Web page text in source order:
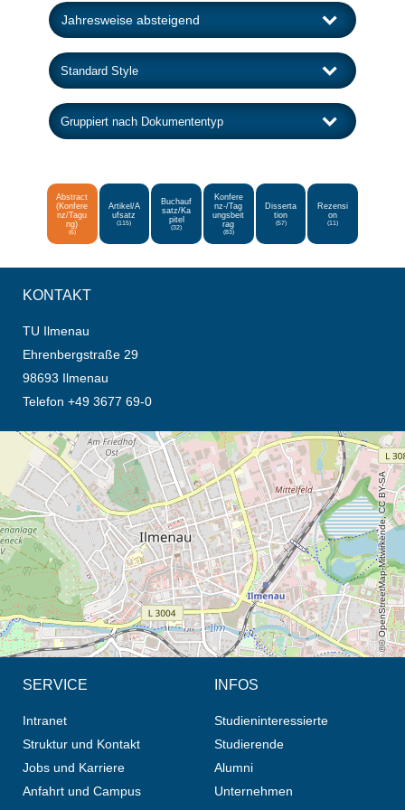
Abstract
(Konfere
nz/Tagu
ng)
(6)
Artikel/A
ufsatz
(115)
Buchauf
satz/Ka
pitel
(32)
Konfere
nz-/Tag
ungsbeit
rag
(83)
Disserta
tion
(57)
Rezensi
on
(11)
KONTAKT
TU Ilmenau
Ehrenbergstraße 29
98693 Ilmenau
Telefon +49 3677 69-0
Öffnet die Anfahrtsbeschreibung in neuem Tab (Karte)
© OpenStreetMap-Mitwirkende, CC BY-SA
SERVICE
Intranet
Struktur und Kontakt
Jobs und Karriere
Anfahrt und Campus
INFOS
Studieninteressierte
Studierende
Alumni
Unternehmen